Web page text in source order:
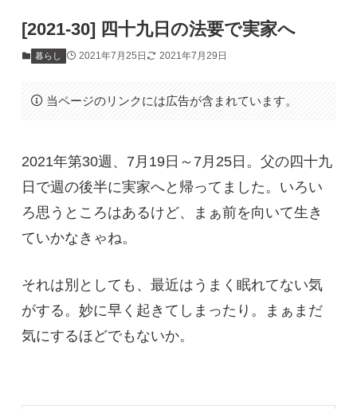
[2021-30] 四十九日の法要で実家へ
暮らし 2021年7月25日 2021年7月29日
当ページのリンクには広告が含まれています。
2021年第30週、7月19日～7月25日。父の四十九
日で週の後半に実家へと帰ってました。いろい
ろ思うところはあるけど、まぁ前を向いて生き
ていかなきゃね。
それは別としても、最近はうまく眠れてない気
がする。妙に早く起きてしまったり。まぁまだ
気にするほどでもないか。